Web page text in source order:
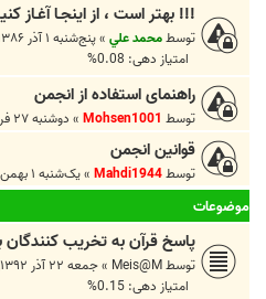
!!! بهتر است ، از اينجـا آغـاز
توسطمحمد علي »پنج‌شنبه ۱ آذر ۱۳۸۶, ۱:۲۳ ق.ظ
امتیاز دهی: 0.08%
راهنمای استفاده از انجمن
توسط Mohsen1001
» دوشنبه ۲۷ فروردین ۱۳۸۶, ۱۰:۳۵ ب.ظ
قوانین انجمن
توسطMahdi1944
»یک‌شنبه ۱ بهمن ۱۳۸۵, ۱۲:۰۰ ب.ظ
موضوعات
پاسخ قرآن به تخریب کنندگان
توسطMeis@M
»جمعه ۲۲ آذر ۱۳۹۲, ۱:۱۲ ب.ظ
امتیاز دهی: 0.15%